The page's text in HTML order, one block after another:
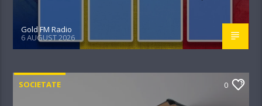
Gold FM Radio
6 AUGUST 2026
SOCIETATE 0